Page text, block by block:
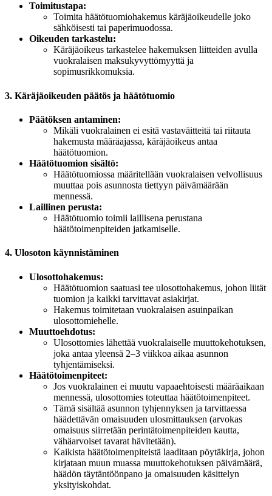
Toimitustapa:
Toimita häätötuomiohakemus käräjäoikeudelle joko
sähköisesti tai paperimuodossa.
Oikeuden tarkastelu:
Käräjäoikeus tarkastelee hakemuksen liitteiden avulla
vuokralaisen maksukyvyttömyyttä ja
sopimusrikkomuksia.
3. Käräjäoikeuden päätös ja häätötuomio
Päätöksen antaminen:
Mikäli vuokralainen ei esitä vastaväitteitä tai riitauta
hakemusta määräajassa, käräjäoikeus antaa
häätötuomion.
Häätötuomion sisältö:
Häätötuomiossa määritellään vuokralaisen velvollisuus
muuttaa pois asunnosta tiettyyn päivämäärään
mennessä.
Laillinen perusta:
Häätötuomio toimii laillisena perustana
häätötoimenpiteiden jatkamiselle.
4. Ulosoton käynnistäminen
Ulosottohakemus:
Häätötuomion saatuasi tee ulosottohakemus, johon liität
tuomion ja kaikki tarvittavat asiakirjat.
Hakemus toimitetaan vuokralaisen asuinpaikan
ulosottomiehelle.
Muuttoehdotus:
Ulosottomies lähettää vuokralaiselle muuttokehotuksen,
joka antaa yleensä 2–3 viikkoa aikaa asunnon
tyhjentämiseksi.
Häätötoimenpiteet:
Jos vuokralainen ei muutu vapaaehtoisesti määräaikaan
mennessä, ulosottomies toteuttaa häätötoimenpiteet.
Tämä sisältää asunnon tyhjennyksen ja tarvittaessa
häädettävän omaisuuden ulosmittauksen (arvokas
omaisuus siirretään perintätoimenpiteiden kautta,
vähäarvoiset tavarat hävitetään).
Kaikista häätötoimenpiteistä laaditaan pöytäkirja, johon
kirjataan muun muassa muuttokehotuksen päivämäärä,
häädön täytäntöönpano ja omaisuuden käsittelyn
yksityiskohdat.